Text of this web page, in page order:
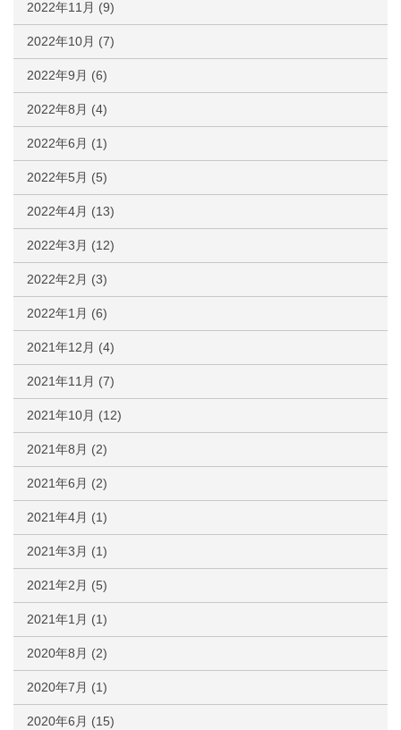
2022年11月 (9)
2022年10月 (7)
2022年9月 (6)
2022年8月 (4)
2022年6月 (1)
2022年5月 (5)
2022年4月 (13)
2022年3月 (12)
2022年2月 (3)
2022年1月 (6)
2021年12月 (4)
2021年11月 (7)
2021年10月 (12)
2021年8月 (2)
2021年6月 (2)
2021年4月 (1)
2021年3月 (1)
2021年2月 (5)
2021年1月 (1)
2020年8月 (2)
2020年7月 (1)
2020年6月 (15)